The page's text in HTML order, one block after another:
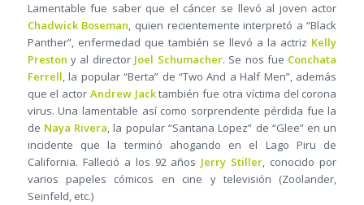
Lamentable fue saber que el cáncer se llevó al joven actor
Chadwick Boseman, quien recientemente interpretó a “Black
Panther”, enfermedad que también se llevó a la actriz Kelly
Preston y al director Joel Schumacher. Se nos fue Conchata
Ferrell, la popular “Berta” de “Two And a Half Men”, además
que el actor Andrew Jacktambién fue otra víctima del corona
virus. Una lamentable así como sorprendente pérdida fue la
de Naya Rivera, la popular “Santana Lopez” de “Glee” en un
incidente que la terminó ahogando en el Lago Piru de
California. Falleció a los 92 años Jerry Stiller, conocido por
varios papeles cómicos en cine y televisión (Zoolander,
Seinfeld, etc.)